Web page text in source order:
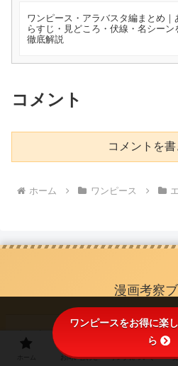
ワンピース・アラバスタ編まとめ｜
らすじ・見どころ・伏線・名シーン
徹底解説
コメント
コメントを
ホーム ワンピース
漫画考察
お問い合わせ リンクについて
ワンピースをお得に楽
ら